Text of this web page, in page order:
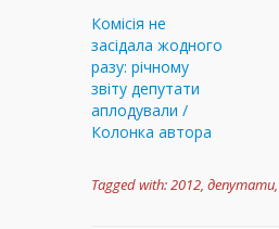
Комісія не
засідала жодного
разу: річному
звіту депутати
аплодували /
Колонка автора
Tagged with:2012 депутати